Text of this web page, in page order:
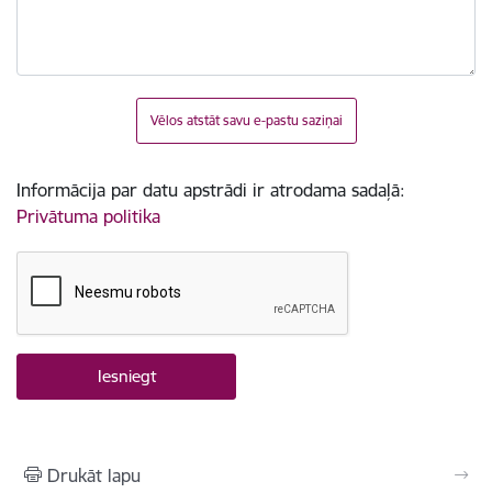
Vēlos atstāt savu e-pastu saziņai
Informācija par datu apstrādi ir atrodama sadaļā:
Privātuma politika
Drukāt lapu